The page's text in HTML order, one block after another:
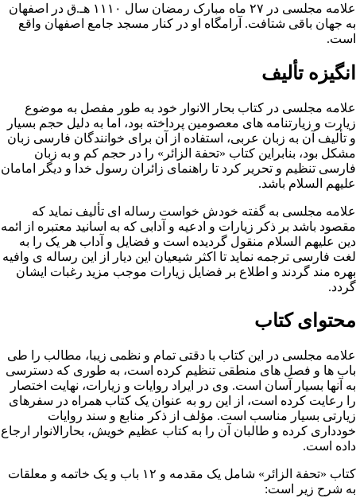
علامه مجلسی در ۲۷ ماه مبارک رمضان
سال ۱۱۱۰ هـ.ق در اصفهان
به جهان باقی شتافت. آرامگاه او در کنار مسجد جامع اصفهان واقع
است.
انگیزه تألیف
علامه مجلسی در کتاب بحار الانوار خود به طور مفصل به موضوع
زیارت و زیارتنامه های معصومین پرداخته بود، اما به دلیل حجم بسیار
و تألیف آن به زبان عربی، استفاده از آن برای خوانندگان فارسی زبان
مشکل بود، بنابراین کتاب «تحفة الزائر» را در حجم کم و به زبان
فارسی تنظیم و تحریر کرد تا راهنمای زائران رسول خدا و دیگر
امامان
علیهم السلام باشد.
علامه مجلسی به گفته خودش خواست رساله ای تألیف نماید که
مقصود باشد بر ذکر زیارات و ادعیه و آدابی که به اسانید معتبره از
ائمه
دین علیهم السلام منقول گردیده است و فضایل و آداب هر یک را به
لغت فارسی ترجمه نماید تا اکثر شیعیان این دیار از این رساله ی وافیه
بهره مند گردند و اطلاع بر فضایل زیارات موجب مزید رغبات ایشان
گردد.
محتوای کتاب
علامه مجلسی در این کتاب با دقتی تمام و نظمی زیبا، مطالب را طی
باب ها و فصل های منطقی تنظیم کرده است، به طوری که دسترسی
به آنها بسیار آسان است. وی در ایراد روایات و زیارات، نهایت اختصار
را رعایت کرده است، از این رو به عنوان یک کتاب همراه در سفرهای
زیارتی بسیار مناسب است. مؤلف از ذکر منابع و سند روایات
خودداری کرده و طالبان آن را به کتاب عظیم خویش، بحارالانوار
ارجاع
داده است.
کتاب «تحفة الزائر» شامل یک مقدمه و ۱۲ باب و یک خاتمه و معلقات
به شرح زیر است: